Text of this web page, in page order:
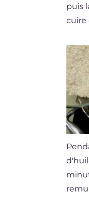
puis
cuire